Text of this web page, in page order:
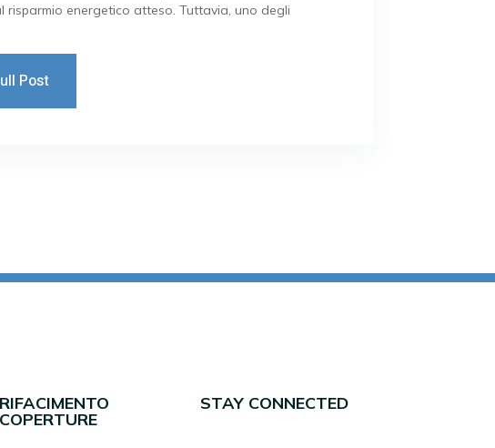
risparmio energetico atteso. Tuttavia, uno degli
Post
RIFACIMENTO
COPERTURE
STAY CONNECTED